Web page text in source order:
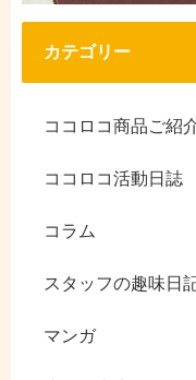
カテゴリー
ココロコ商品ご紹
ココロコ活動日誌
コラム
スタッフの趣味日
マンガ